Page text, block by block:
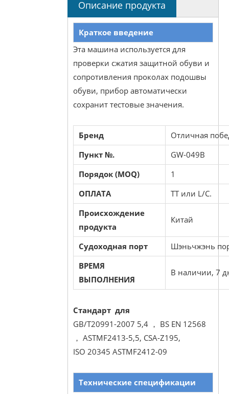
Описание продукта
Краткое введение
Эта машина используется для
проверки сжатия защитной обуви и
сопротивления проколах подошвы
обуви, прибор автоматически
сохранит тестовые значения.
Бренд
Отличная
Пункт №.
GW-049B
Порядок (MOQ)
1
ОПЛАТА
TT или L/C.
Происхождение
продукта
Китай
Судоходная порт
Шэньчжэнь
ВРЕМЯ
ВЫПОЛНЕНИЯ
В наличии, 7
Стандарт для
GB/T20991-2007 5,4 ， BS EN 12568
， ASTMF2413-5,5, CSA-Z195,
ISO 20345 ASTMF2412-09
Технические спецификации